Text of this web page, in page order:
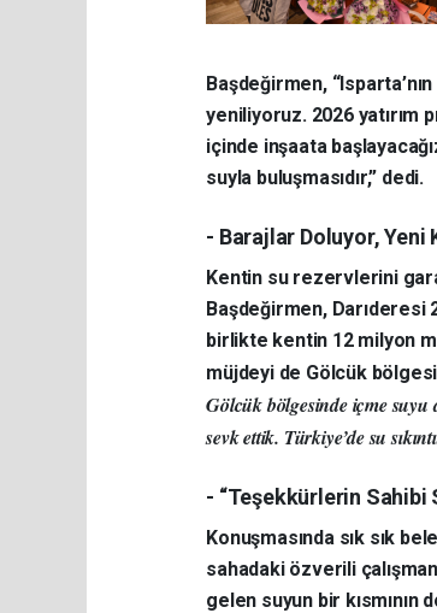
Başdeğirmen,
yeniliyoruz. 2026 yatırım
içinde inşaata
suyla buluşmasıdır,” dedi.
- Barajlar Doluyor, Yeni
Kentin su rezervlerini
Başdeğirmen, Darıderesi
birlikte kentin 12 milyon
müjdeyi de Gölcük
Gölcük bölgesinde içme suyu
sevk ettik. Türkiye’de su
- “Teşekkürlerin Sahibi
Konuşmasında sık sık
sahadaki özverili
gelen suyun bir